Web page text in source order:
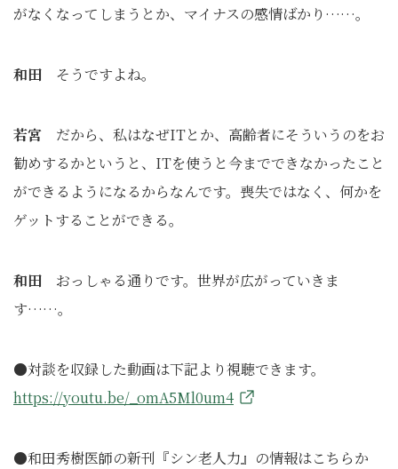
がなくなってしまうとか、マイナスの感情ばかり……。
和田 そうですよね。
若宮 だから、私はなぜITとか、高齢者にそういうのをお
勧めするかというと、ITを使うと今までできなかったこと
ができるようになるからなんです。喪失ではなく、何かを
ゲットすることができる。
和田 おっしゃる通りです。世界が広がっていきま
す……。
●対談を収録した動画は下記より視聴できます。
https://youtu.be/_omA5Ml0um4
●和田秀樹医師の新刊『シン老人力』の情報はこちらか